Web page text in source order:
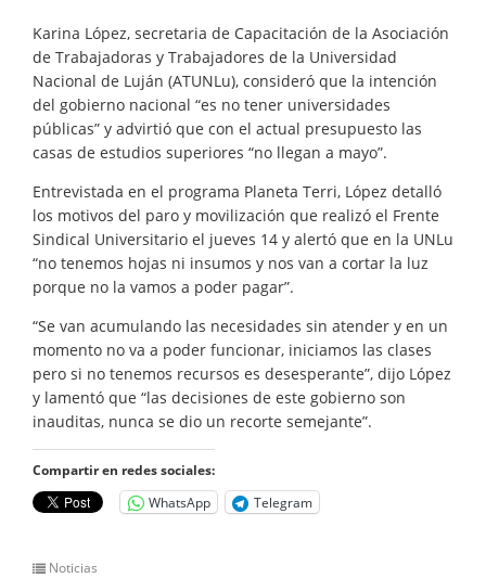
Karina López, secretaria de Capacitación de la Asociación
de Trabajadoras y Trabajadores de la Universidad
Nacional de Luján (ATUNLu), consideró que la intención
del gobierno nacional “es no tener universidades
públicas” y advirtió que con el actual presupuesto las
casas de estudios superiores “no llegan a mayo”.
Entrevistada en el programa Planeta Terri, López detalló
los motivos del paro y movilización que realizó el Frente
Sindical Universitario el jueves 14 y alertó que en la UNLu
“no tenemos hojas ni insumos y nos van a cortar la luz
porque no la vamos a poder pagar”.
“Se van acumulando las necesidades sin atender y en un
momento no va a poder funcionar, iniciamos las clases
pero si no tenemos recursos es desesperante”, dijo López
y lamentó que “las decisiones de este gobierno son
inauditas, nunca se dio un recorte semejante”.
Compartir en redes sociales:
WhatsApp
Telegram
Noticias